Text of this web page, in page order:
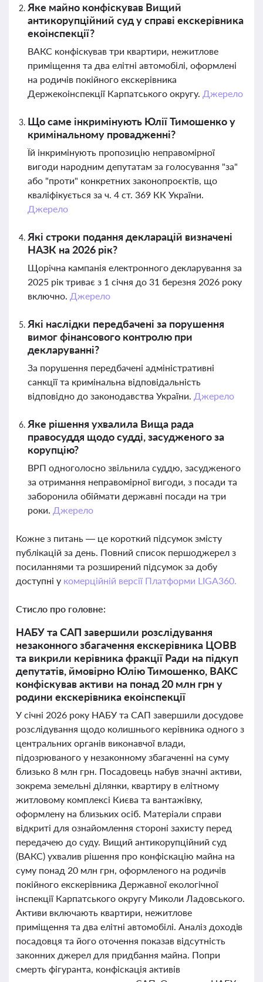
Яке майно конфіскував Вищий
антикорупційний суд у справі екскерівника
екоінспекції?
ВАКС конфіскував три квартири, нежитлове
приміщення та два елітні автомобілі, оформлені
на родичів покійного екскерівника
Держекоінспекції Карпатського округу. Джерело
Що саме інкримінують Юлії Тимошенко у
кримінальному провадженні?
Їй інкримінують пропозицію неправомірної
вигоди народним депутатам за голосування "за"
або "проти" конкретних законопроєктів, що
кваліфікується за ч. 4 ст. 369 КК України.
Джерело
Які строки подання декларацій визначені
НАЗК на 2026 рік?
Щорічна кампанія електронного декларування за
2025 рік триває з 1 січня до 31 березня 2026 року
включно. Джерело
Які наслідки передбачені за порушення
вимог фінансового контролю при
декларуванні?
За порушення передбачені адміністративні
санкції та кримінальна відповідальність
відповідно до законодавства України. Джерело
Яке рішення ухвалила Вища рада
правосуддя щодо судді, засудженого за
корупцію?
ВРП одноголосно звільнила суддю, засудженого
за отримання неправомірної вигоди, з посади та
заборонила обіймати державні посади на три
роки. Джерело
Кожне з питань — це короткий підсумок змісту
публікацій за день. Повний список першоджерел з
посиланнями та розширений підсумок за добу
доступні у комерційній версії Платформи LIGA360.
Стисло про головне:
НАБУ та САП завершили розслідування
незаконного збагачення екскерівника ЦОВВ
та викрили керівника фракції Ради на підкуп
депутатів, ймовірно Юлію Тимошенко, ВАКС
конфіскував активи на понад 20 млн грн у
родини екскерівника екоінспекції
У січні 2026 року НАБУ та САП завершили досудове
розслідування щодо колишнього керівника одного з
центральних органів виконавчої влади,
підозрюваного у незаконному збагаченні на суму
близько 8 млн грн. Посадовець набув значні активи,
зокрема земельні ділянки, квартиру в елітному
житловому комплексі Києва та вантажівку,
оформлену на близьких осіб. Матеріали справи
відкриті для ознайомлення стороні захисту перед
передачею до суду. Вищий антикорупційний суд
(ВАКС) ухвалив рішення про конфіскацію майна на
суму понад 20 млн грн, оформленого на родичів
покійного екскерівника Державної екологічної
інспекції Карпатського округу Миколи Ладовського.
Активи включають квартири, нежитлове
приміщення та два елітні автомобілі. Аналіз доходів
посадовця та його оточення показав відсутність
законних джерел для придбання майна. Попри
смерть фігуранта, конфіскація активів